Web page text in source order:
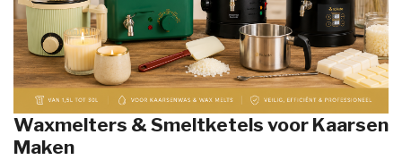
Waxmelters & Smeltketels voor Kaarsen
Maken